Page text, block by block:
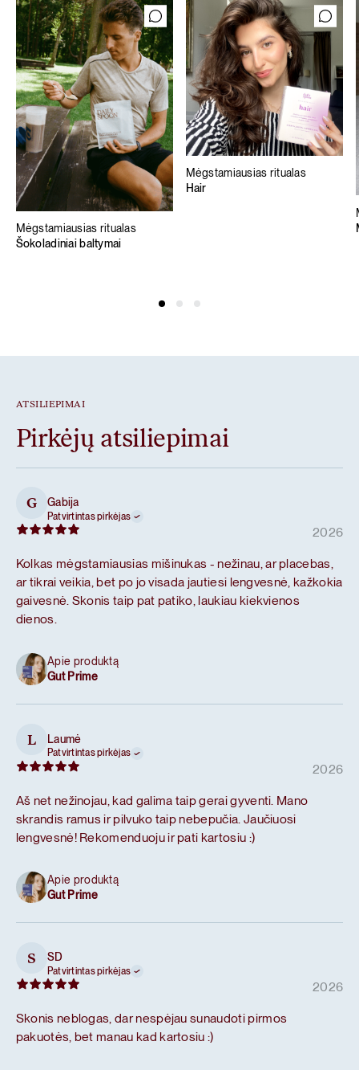
Mėgstamiausias ritualas
Šokoladiniai baltymai
Mėgstamiausias ritualas
Hair
ATSILIEPIMAI
Pirkėjų atsiliepimai
G Gabija
Patvirtintas pirkėjas
2026
Kolkas mėgstamiausias mišinukas - nežinau, ar placebas,
ar tikrai veikia, bet po jo visada jautiesi lengvesnė, kažkokia
gaivesnė. Skonis taip pat patiko, laukiau kiekvienos
dienos.
Apie produktą
Gut Prime
L Laumė
Patvirtintas pirkėjas
2026
Aš net nežinojau, kad galima taip gerai gyventi. Mano
skrandis ramus ir pilvuko taip nebepučia. Jaučiuosi
lengvesnė! Rekomenduoju ir pati kartosiu :)
Apie produktą
Gut Prime
S SD
Patvirtintas pirkėjas
2026
Skonis neblogas, dar nespėjau sunaudoti pirmos
pakuotės, bet manau kad kartosiu :)